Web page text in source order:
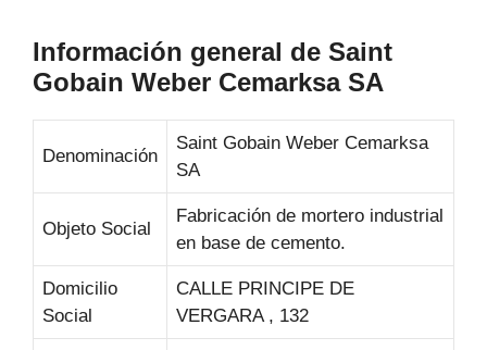
Información general de Saint
Gobain Weber Cemarksa SA
Denominación
Saint Gobain Weber Cemarksa
SA
Objeto Social
Fabricación de mortero industrial
en base de cemento.
Domicilio
Social
CALLE PRINCIPE DE
VERGARA , 132